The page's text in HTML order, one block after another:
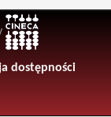
dostępności